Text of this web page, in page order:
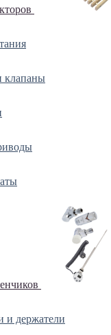
клапаны
и держатели